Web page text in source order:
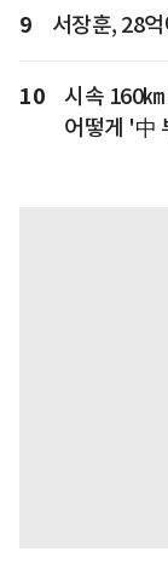
9 서장훈, 28
10
시속 160
어떻게 '中